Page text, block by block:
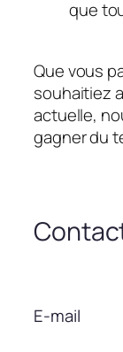
que
Que vous
souhaitiez
actuelle,
gagner du
E-mail